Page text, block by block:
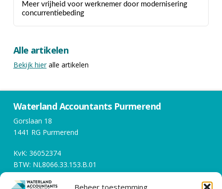
Beheer toestemming
Meer vrijheid voor werknemer door modernisering
concurrentiebeding
Alle artikelen
Bekijk hieralle artikelen
Waterland Accountants Purmerend
Gorslaan 18
1441 RG Purmerend
KvK: 36052374
BTW: NL8066.33.153.B.01